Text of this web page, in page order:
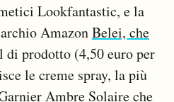
Lookfantastic, e la
AmazonBelei, che
di prodotto (4,50 euro per
le creme spray, la più
Ambre Solaireche